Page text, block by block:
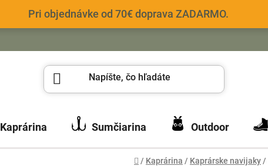
Pri objednávke od 70€ doprava ZADARMO.
Kaprárina Sumčiarina Outdoor
Domov
/ Kaprárina / Kaprárske navijaky /